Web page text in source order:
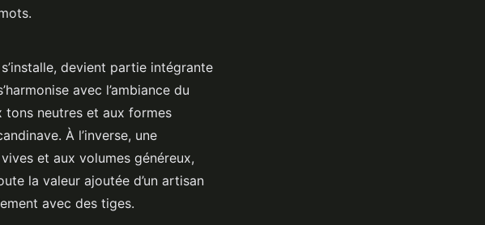
devient partie intégrante
avec l’ambiance du
tons neutres et aux formes
À l’inverse, une
et aux volumes généreux,
la valeur ajoutée d’un artisan
avec des tiges.